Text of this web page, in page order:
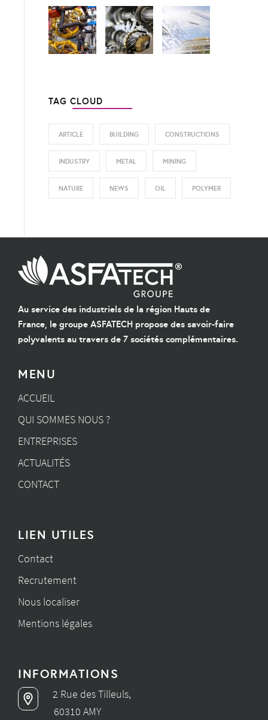
TAG CLOUD
ARTICLE BUILDING CONSTRUCTIONS
INDUSTRY METAL MINING
NATURE NEWS OIL POLYMER
Au service des industriels de la région Hauts de
France, le groupe ASFATECH propose des savoir-faire
polyvalents au travers de 7 sociétés complémentaires.
MENU
ACCUEIL
QUI SOMMES NOUS ?
ENTREPRISES
ACTUALITÉS
CONTACT
LIEN UTILES
Contact
Recrutement
Nous localiser
Mentions légales
INFORMATIONS
2 Rue des Tilleuls,
60310 AMY